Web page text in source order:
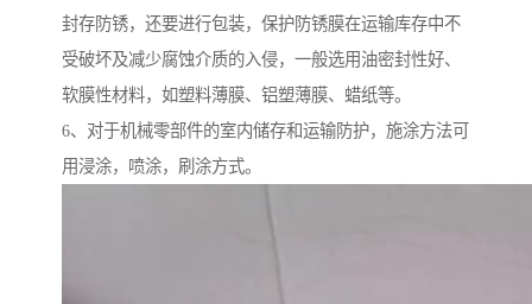
封存防锈，还要进行包装，保护防锈膜在运输库存中不
受破坏及减少腐蚀介质的入侵，一般选用油密封性好、
软膜性材料，如塑料薄膜、铝塑薄膜、蜡纸等。
6、对于机械零部件的室内储存和运输防护，施涂方法可
用浸涂，喷涂，刷涂方式。